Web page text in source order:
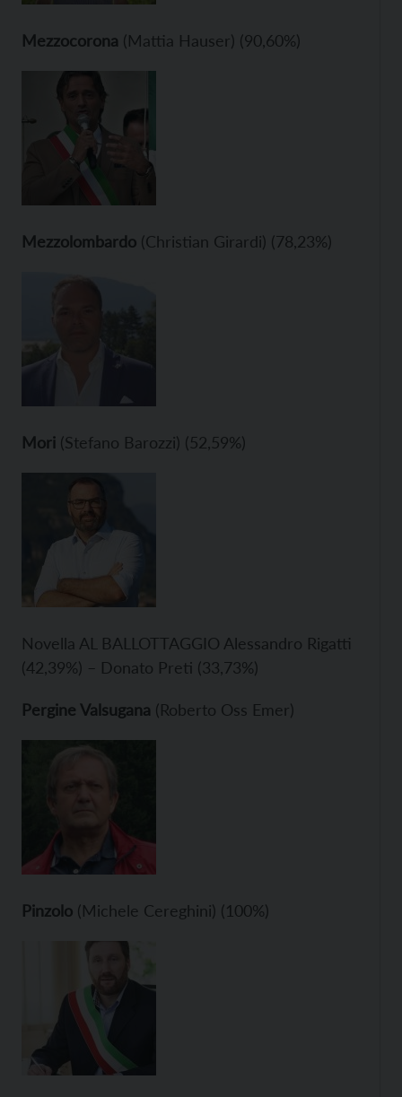
Mezzocorona (Mattia Hauser) (90,60%)
Mezzolombardo (Christian Girardi) (78,23%)
Mori (Stefano Barozzi) (52,59%)
Novella AL BALLOTTAGGIO Alessandro Rigatti
(42,39%) – Donato Preti (33,73%)
Pergine Valsugana (Roberto Oss Emer)
Pinzolo (Michele Cereghini) (100%)